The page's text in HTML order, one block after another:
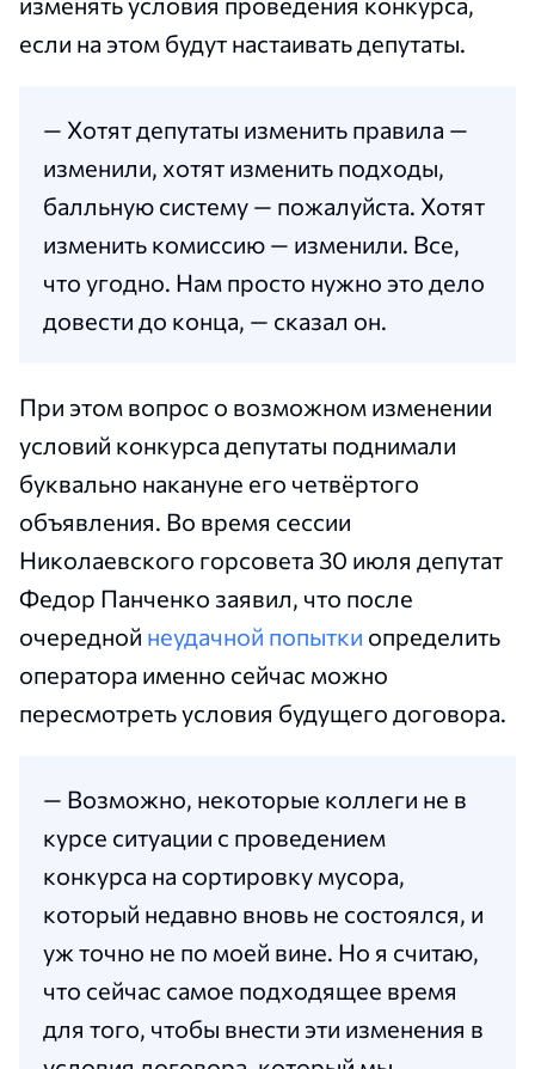
если на этом будут настаивать депутаты.
— Хотят депутаты изменить правила —
изменили, хотят изменить подходы,
балльную систему — пожалуйста. Хотят
изменить комиссию — изменили. Все,
что угодно. Нам просто нужно это дело
довести до конца, — сказал он.
При этом вопрос о возможном изменении
условий конкурса депутаты поднимали
буквально накануне его четвёртого
объявления. Во время сессии
Николаевского горсовета 30 июля депутат
Федор Панченко заявил, что после
очередной неудачной попытки определить
оператора именно сейчас можно
пересмотреть условия будущего договора.
— Возможно, некоторые коллеги не в
курсе ситуации с проведением
конкурса на сортировку мусора,
который недавно вновь не состоялся, и
уж точно не по моей вине. Но я считаю,
что сейчас самое подходящее время
для того, чтобы внести эти изменения в